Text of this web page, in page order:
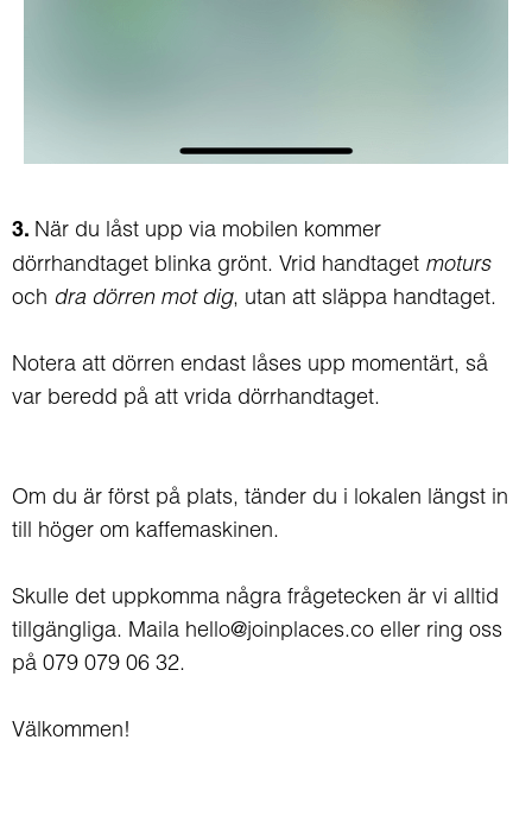
3. När du låst upp via mobilen kommer
dörrhandtaget blinka grönt. Vrid handtaget moturs
och dra dörren mot dig, utan att släppa handtaget.
Notera att dörren endast låses upp momentärt, så
var beredd på att vrida dörrhandtaget.
Om du är först på plats, tänder du i lokalen längst in
till höger om kaffemaskinen.
Skulle det uppkomma några frågetecken är vi alltid
tillgängliga. Maila hello@joinplaces.co eller ring oss
på 079 079 06 32.
Välkommen!